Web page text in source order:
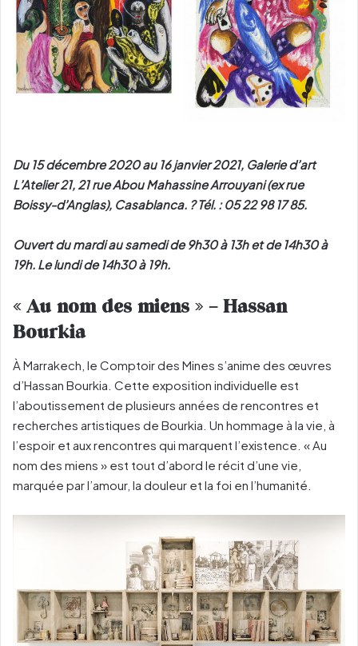
Du 15 décembre 2020 au 16 janvier 2021, Galerie d’art
L’Atelier 21, 21 rue Abou Mahassine Arrouyani (ex rue
Boissy-d’Anglas), Casablanca. ? Tél. : 05 22 98 17 85.
Ouvert du mardi au samedi de 9h30 à 13h et de 14h30 à
19h. Le lundi de 14h30 à 19h.
« Au nom des miens » – Hassan
Bourkia
À Marrakech, le Comptoir des Mines s’anime des œuvres
d’Hassan Bourkia. Cette exposition individuelle est
l’aboutissement de plusieurs années de rencontres et
recherches artistiques de Bourkia. Un hommage à la vie, à
l’espoir et aux rencontres qui marquent l’existence. « Au
nom des miens » est tout d’abord le récit d’une vie,
marquée par l’amour, la douleur et la foi en l’humanité.